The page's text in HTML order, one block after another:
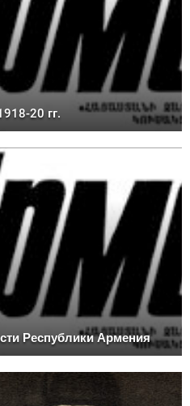
20 гг.
Республики Армения